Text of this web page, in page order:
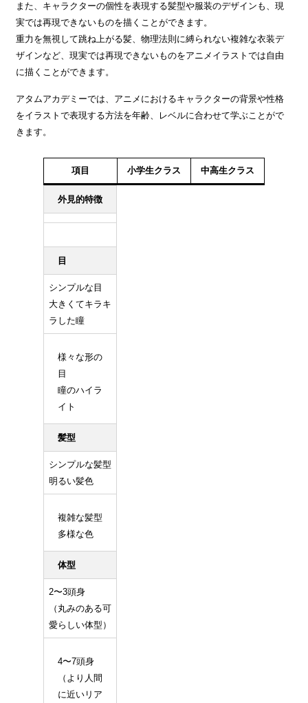
また、キャラクターの個性を表現する髪型や服装のデザインも、現
実では再現できないものを描くことができます。
重力を無視して跳ね上がる髪、物理法則に縛られない複雑な衣装デ
ザインなど、現実では再現できないものをアニメイラストでは自由
に描くことができます。
アタムアカデミーでは、アニメにおけるキャラクターの背景や性格
をイラストで表現する方法を年齢、レベルに合わせて学ぶことがで
きます。
項目 小学生クラス 中高生クラス
外見的特徴
目
シンプルな目
大きくてキラキ
ラした瞳
様々な形の
目
瞳のハイラ
イト
髪型
シンプルな髪型
明るい髪色
複雑な髪型
多様な色
体型
2〜3頭身
（丸みのある可
愛らしい体型）
4〜7頭身
（より人間
に近いリア